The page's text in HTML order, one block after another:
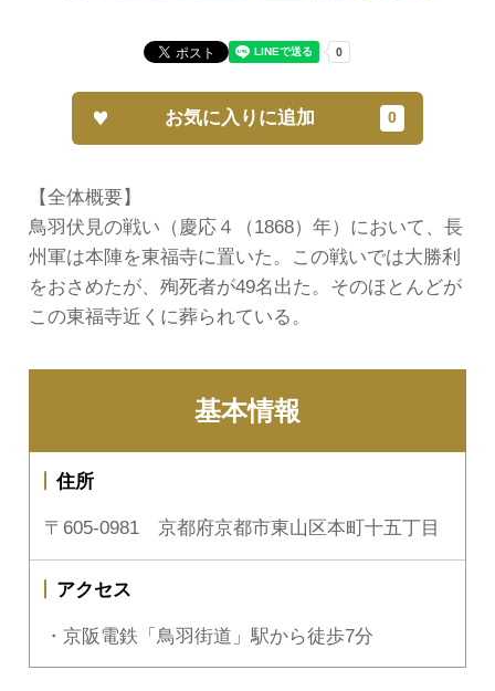
【全体概要】
鳥羽伏見の戦い（慶応４（1868）年）において、長
州軍は本陣を東福寺に置いた。この戦いでは大勝利
をおさめたが、殉死者が49名出た。そのほとんどが
この東福寺近くに葬られている。
お気に入りに追加
基本情報
住所
〒605-0981 京都府京都市東山区本町十五丁目
アクセス
・京阪電鉄「鳥羽街道」駅から徒歩7分